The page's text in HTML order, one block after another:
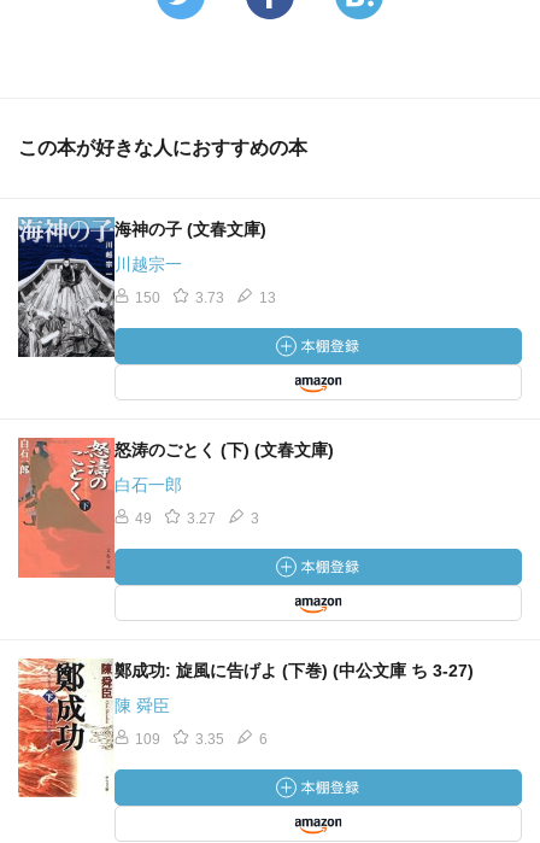
この本が好きな人におすすめの本
海神の子 (文春文庫)
川越宗一
150 3.73 13
怒涛のごとく (下) (文春文庫)
白石一郎
49 3.27 3
鄭成功: 旋風に告げよ (下巻) (中公文庫 ち 3-27)
陳 舜臣
109 3.35 6